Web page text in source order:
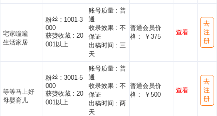
宅家瞳瞳
生活家居
粉丝 : 1001-3
000
获赞收藏 : 20
001以上
账号质量 : 普
通
收录效果 : 不
保证
出稿时间 : 三
天
普通会员价
格： ￥375
查看
去
注
册
等等马上好
母婴育儿
粉丝 : 3001-5
000
获赞收藏 : 20
001以上
账号质量 : 普
通
收录效果 : 不
保证
出稿时间 : 两
天
普通会员价
格： ￥500
查看
去
注
册